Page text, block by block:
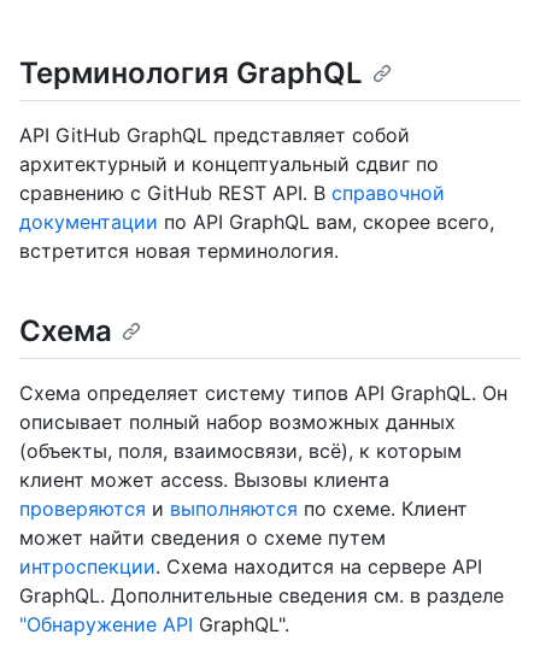
Терминология GraphQL
API GitHub GraphQL представляет собой
архитектурный и концептуальный сдвиг по
сравнению с GitHub REST API. В справочной
документации по API GraphQL вам, скорее всего,
встретится новая терминология.
Схема
Схема определяет систему типов API GraphQL. Он
описывает полный набор возможных данных
(объекты, поля, взаимосвязи, всё), к которым
клиент может access. Вызовы клиента
проверяются и выполняются по схеме. Клиент
может найти сведения о схеме путем
интроспекции. Схема находится на сервере API
GraphQL. Дополнительные сведения см. в разделе
"Обнаружение API GraphQL".